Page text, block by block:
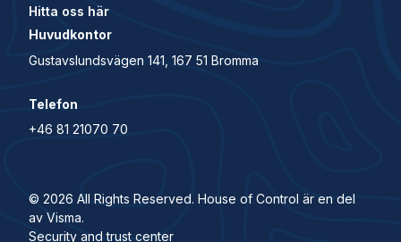
Hitta oss här
Huvudkontor
Gustavslundsvägen 141, 167 51 Bromma
Telefon
+46 81 21070 70
© 2026 All Rights Reserved. House of Control är en del
av Visma.
Security and trust center